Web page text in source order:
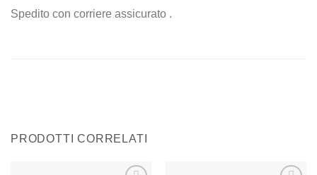
Spedito con corriere assicurato .
PRODOTTI CORRELATI